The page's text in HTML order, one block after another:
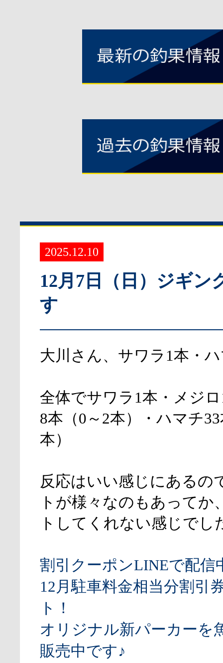
2025.12.10
12月7日（日）ジギン
す
大川さん、サワラ1本・
全体でサワラ1本・メジ
8本（0～2本）・ハマチ
本）
反応はいい感じにあるの
トが様々なのもあってか
トしてくれない感じでし
割引クーポンLINEで配信
12月駐車料金相当分割引
ト！
オリジナル新パーカーを
販売中です♪